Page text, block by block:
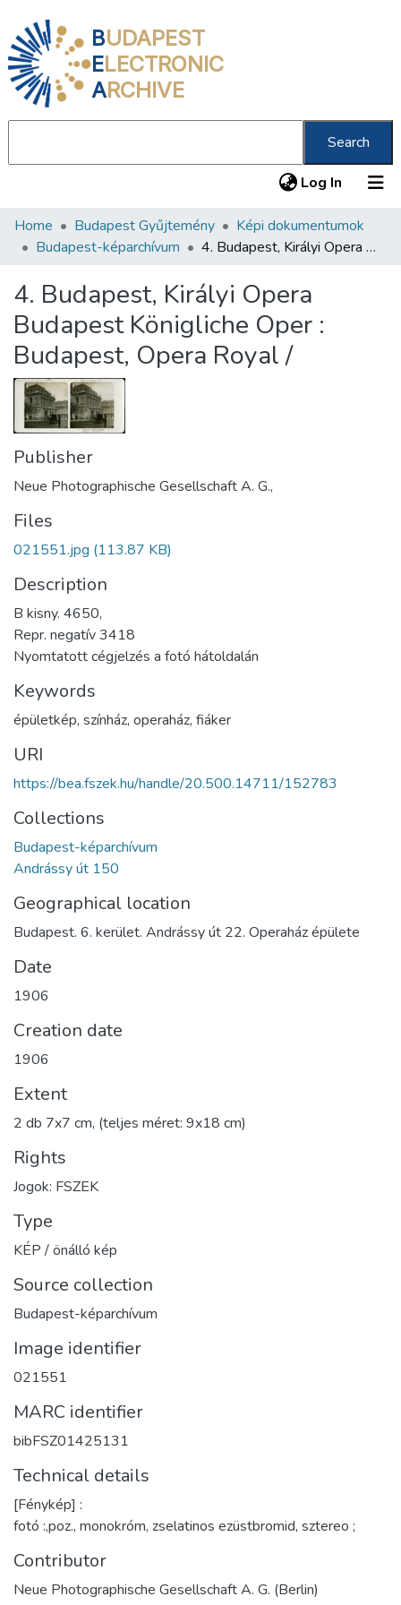
BUDAPEST
ELECTRONIC
ARCHIVE
Search
Log In (current)
Communities & Collections
Statistics
About us
Home Budapest Gyűjtemény
Képi dokumentumok
Budapest-képarchívum
4. Budapest, Királyi Opera Budapest Königliche Oper : Budapest, Opera Royal /
4. Budapest, Királyi Opera
Budapest Königliche Oper :
Budapest, Opera Royal /
Publisher
Neue Photographische Gesellschaft A. G.,
Files
021551.jpg (113.87 KB)
Description
B kisny. 4650,
Repr. negatív 3418
Nyomtatott cégjelzés a fotó hátoldalán
Keywords
épületkép, színház, operaház, fiáker
URI
https://bea.fszek.hu/handle/20.500.14711/152783
Collections
Budapest-képarchívum
Andrássy út 150
Geographical location
Budapest. 6. kerület. Andrássy út 22. Operaház épülete
Date
1906
Creation date
1906
Extent
2 db 7x7 cm, (teljes méret: 9x18 cm)
Rights
Jogok: FSZEK
Type
KÉP / önálló kép
Source collection
Budapest-képarchívum
Image identifier
021551
MARC identifier
bibFSZ01425131
Technical details
[Fénykép] :
fotó :,poz., monokróm, zselatinos ezüstbromid, sztereo ;
Contributor
Neue Photographische Gesellschaft A. G. (Berlin)